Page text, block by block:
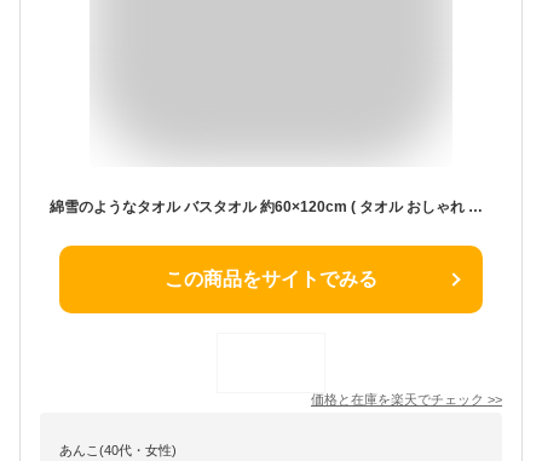
綿雪のようなタオル バスタオル 約60×120cm ( タオル おしゃれ 大判 北欧 かわいい ギフト プレゼント シンプル ふわふわ ふかふか ふっくら 綿 コットン ボリューム 小さめ 速乾 吸水 towel 軽い スポーツタオル 無撚糸 敏感肌 厚手 厚い )
この商品をサイトでみる
価格と在庫を楽天でチェック >>
あんこ(40代・女性)